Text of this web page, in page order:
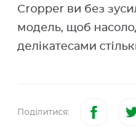
Cropper ви без
модель, щоб
делікатесами
Поділитися: